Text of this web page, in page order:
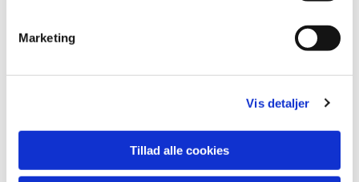
Marketing
Vis detaljer
Tillad alle cookies